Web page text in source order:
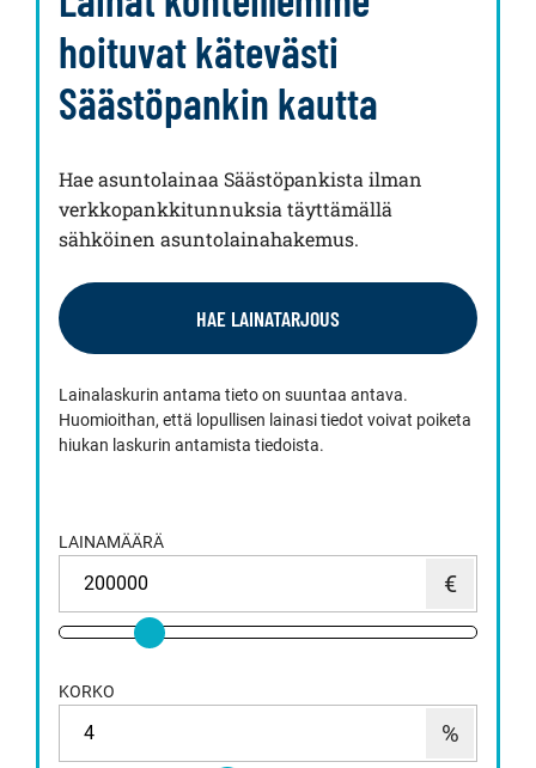
hoituvat kätevästi
Säästöpankin kautta
Hae asuntolainaa Säästöpankista ilman
verkkopankkitunnuksia täyttämällä
sähköinen asuntolainahakemus.
HAE LAINATARJOUS
Lainalaskurin antama tieto on suuntaa antava.
Huomioithan, että lopullisen lainasi tiedot voivat poiketa
hiukan laskurin antamista tiedoista.
LAINAMÄÄRÄ
KORKO